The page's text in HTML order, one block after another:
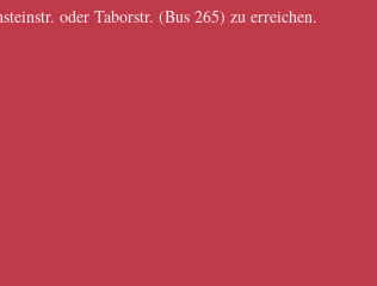
oder Taborstr. (Bus 265) zu erreichen.